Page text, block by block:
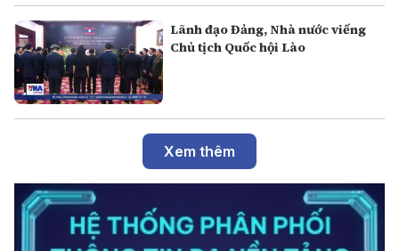
Lãnh đạo Đảng, Nhà nước viếng
Chủ tịch Quốc hội Lào
Xem thêm